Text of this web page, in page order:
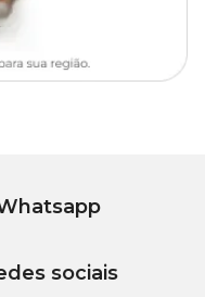
sociais